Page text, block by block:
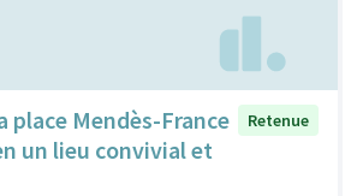
place Mendès-France
un lieu convivial et
Retenue